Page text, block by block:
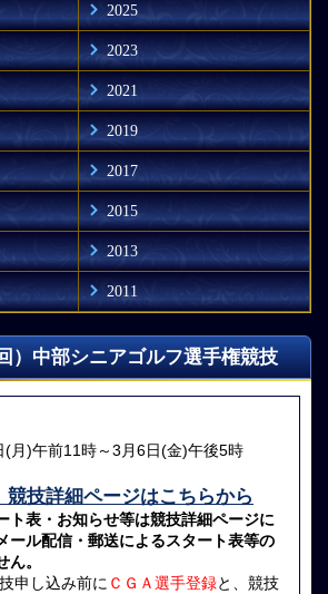
2025
2023
2021
2019
2017
2015
2013
2011
）中部シニアゴルフ選手権競技
(月)午前11時～3月6日(金)午後5時
技詳細ページはこちらから
ト表・お知らせ等は競技詳細ページに
ール配信・郵送によるスタート表等の
。
申し込み前に ＣＧＡ選手登録と、競技